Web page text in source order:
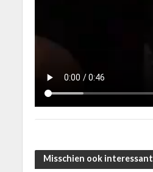
Misschien ook interessant